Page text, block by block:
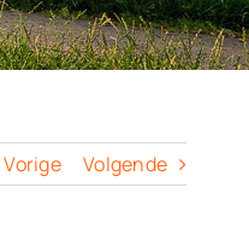
Vorige Volgende